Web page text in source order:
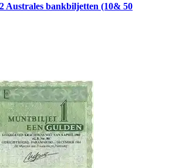
Australes bankbiljetten (10& 50